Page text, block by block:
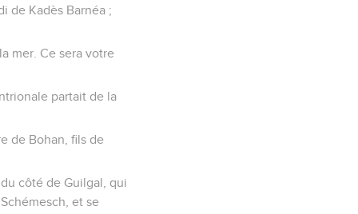
de Kadès Barnéa ;
mer. Ce sera votre
partait de la
de Bohan, fils de
côté de Guilgal, qui
et se